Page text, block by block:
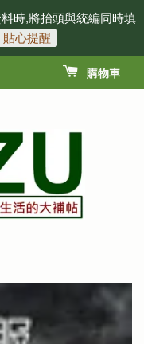
時,將抬頭與統編同時填
貼心提醒
購物車